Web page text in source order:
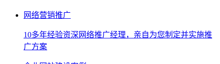
网络营销推广
10多年经验资深网络推广经理，亲自为您制定并实施推
广方案